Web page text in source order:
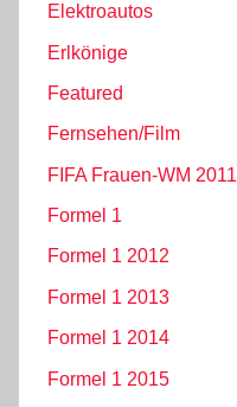
Elektroautos
Erlkönige
Featured
Fernsehen/Film
FIFA Frauen-WM 2011
Formel 1
Formel 1 2012
Formel 1 2013
Formel 1 2014
Formel 1 2015